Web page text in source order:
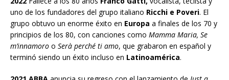
uno de los fundadores del grupo italiano Ricchi e Poveri. El
grupo obtuvo un enorme éxito en Europa a finales de los 70 y
principios de los 80, con canciones como Mamma Maria, Se
m’innamoro o Serà perché ti amo, que grabaron en español y
terminó siendo un éxito incluso en Latinoamérica.